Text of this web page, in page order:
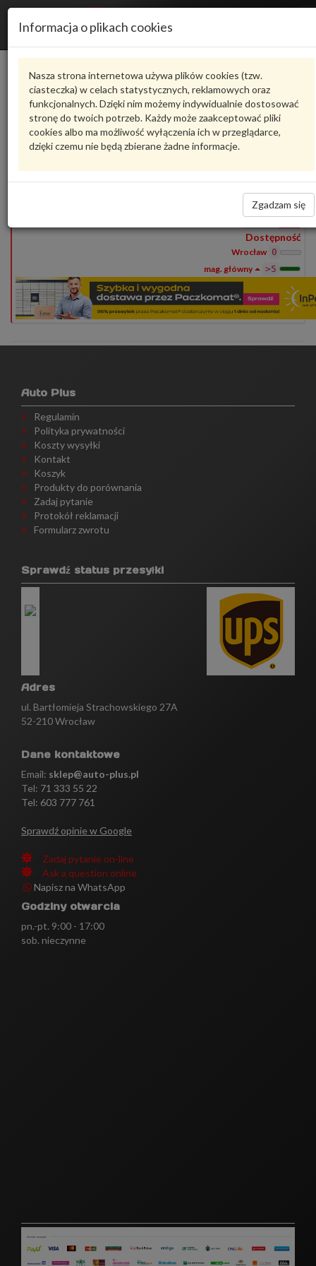
Informacja o plikach cookies
Nasza strona internetowa używa plików cookies (tzw.
ciasteczka) w celach statystycznych, reklamowych oraz
funkcjonalnych. Dzięki nim możemy indywidualnie dostosować
stronę do twoich potrzeb. Każdy może zaakceptować pliki
cookies albo ma możliwość wyłączenia ich w przeglądarce,
dzięki czemu nie będą zbierane żadne informacje.
Zgadzam się
Produkty 1
Pokaż pełny opis Zadaj pytanie o produkt
1Q0871328AVAG - produkt oryginalny VW AUDI SEAT SKODA
517,03 zł
Wprowadź
ilość
Dostępność
Wrocław 0
>5
Auto Plus
Regulamin
Polityka prywatności
Koszty wysyłki
Kontakt
Koszyk
Produkty do porównania
Zadaj pytanie
Protokół reklamacji
Formularz zwrotu
Sprawdź status przesyłki
Adres
ul. Bartłomieja Strachowskiego 27A
52-210 Wrocław
Dane kontaktowe
Email: sklep@auto-plus.pl
Tel: 71 333 55 22
Tel: 603 777 761
Sprawdź opinie w Google
Zadaj pytanie on-line
Ask a question online
Napisz na WhatsApp
Godziny otwarcia
pn.-pt. 9:00 - 17:00
sob. nieczynne